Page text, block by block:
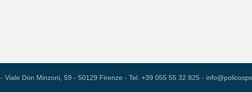
- Viale Don Minzoni, 59 - 50129 Firenze - Tel. +39 055 55 32 825 -